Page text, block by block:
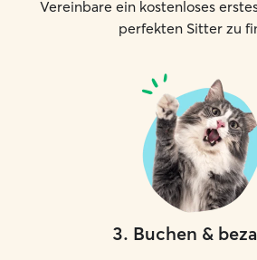
Vereinbare ein kostenloses
perfekten Sitter zu
3. Buchen &